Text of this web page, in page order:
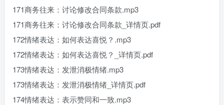
171商务往来：讨论修改合同条款.mp3
171商务往来：讨论修改合同条款_详情页.pdf
172情绪表达：如何表达喜悦？.mp3
172情绪表达：如何表达喜悦？_详情页.pdf
173情绪表达：发泄消极情绪.mp3
173情绪表达：发泄消极情绪_详情页.pdf
174情绪表达：表示赞同和一致.mp3